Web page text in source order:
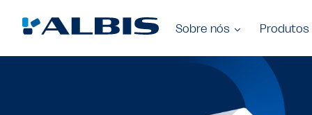
Sobre nós Produtos